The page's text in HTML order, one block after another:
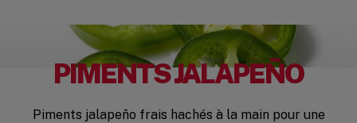
PIMENTS JALAPEÑO
Piments jalapeño frais hachés à la main pour une